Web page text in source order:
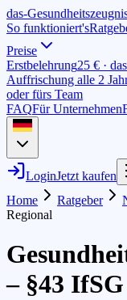
das-G
So funktioniert's
Preise
Erstbelehrung25 € ·
Auffrischung alle 2
oder fürs Team
FAQFür Unternehmen
LoginJetzt kaufen
Home
Ratgeber
Regional
– §43